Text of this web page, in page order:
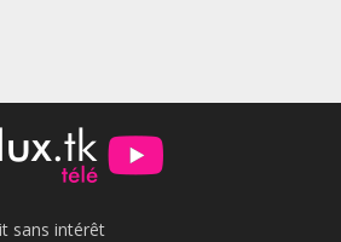
sans intérêt